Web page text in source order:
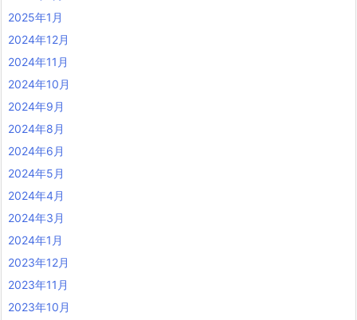
2025年1月
2024年12月
2024年11月
2024年10月
2024年9月
2024年8月
2024年6月
2024年5月
2024年4月
2024年3月
2024年1月
2023年12月
2023年11月
2023年10月